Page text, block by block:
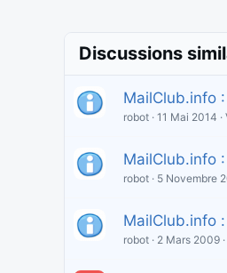
Discussions
MailClub.info
robot 11 Mai 2014
MailClub.info
robot 5 Novembre
MailClub.info
robot 2 Mars 2009